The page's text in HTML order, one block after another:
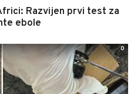
Razvijen prvi test za
ebole
0